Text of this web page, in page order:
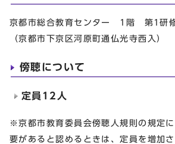
京都市総合教育センター 1階 第1研
（京都市下京区河原町通仏光寺西入）
傍聴について
定員12人
※京都市教育委員会傍聴人規則の規定
要があると認めるときは、定員を増加